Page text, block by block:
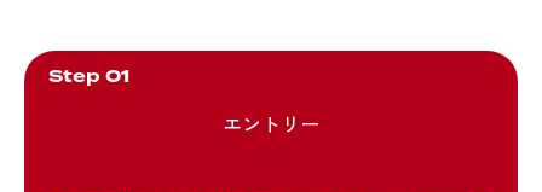
Step 01
エントリー